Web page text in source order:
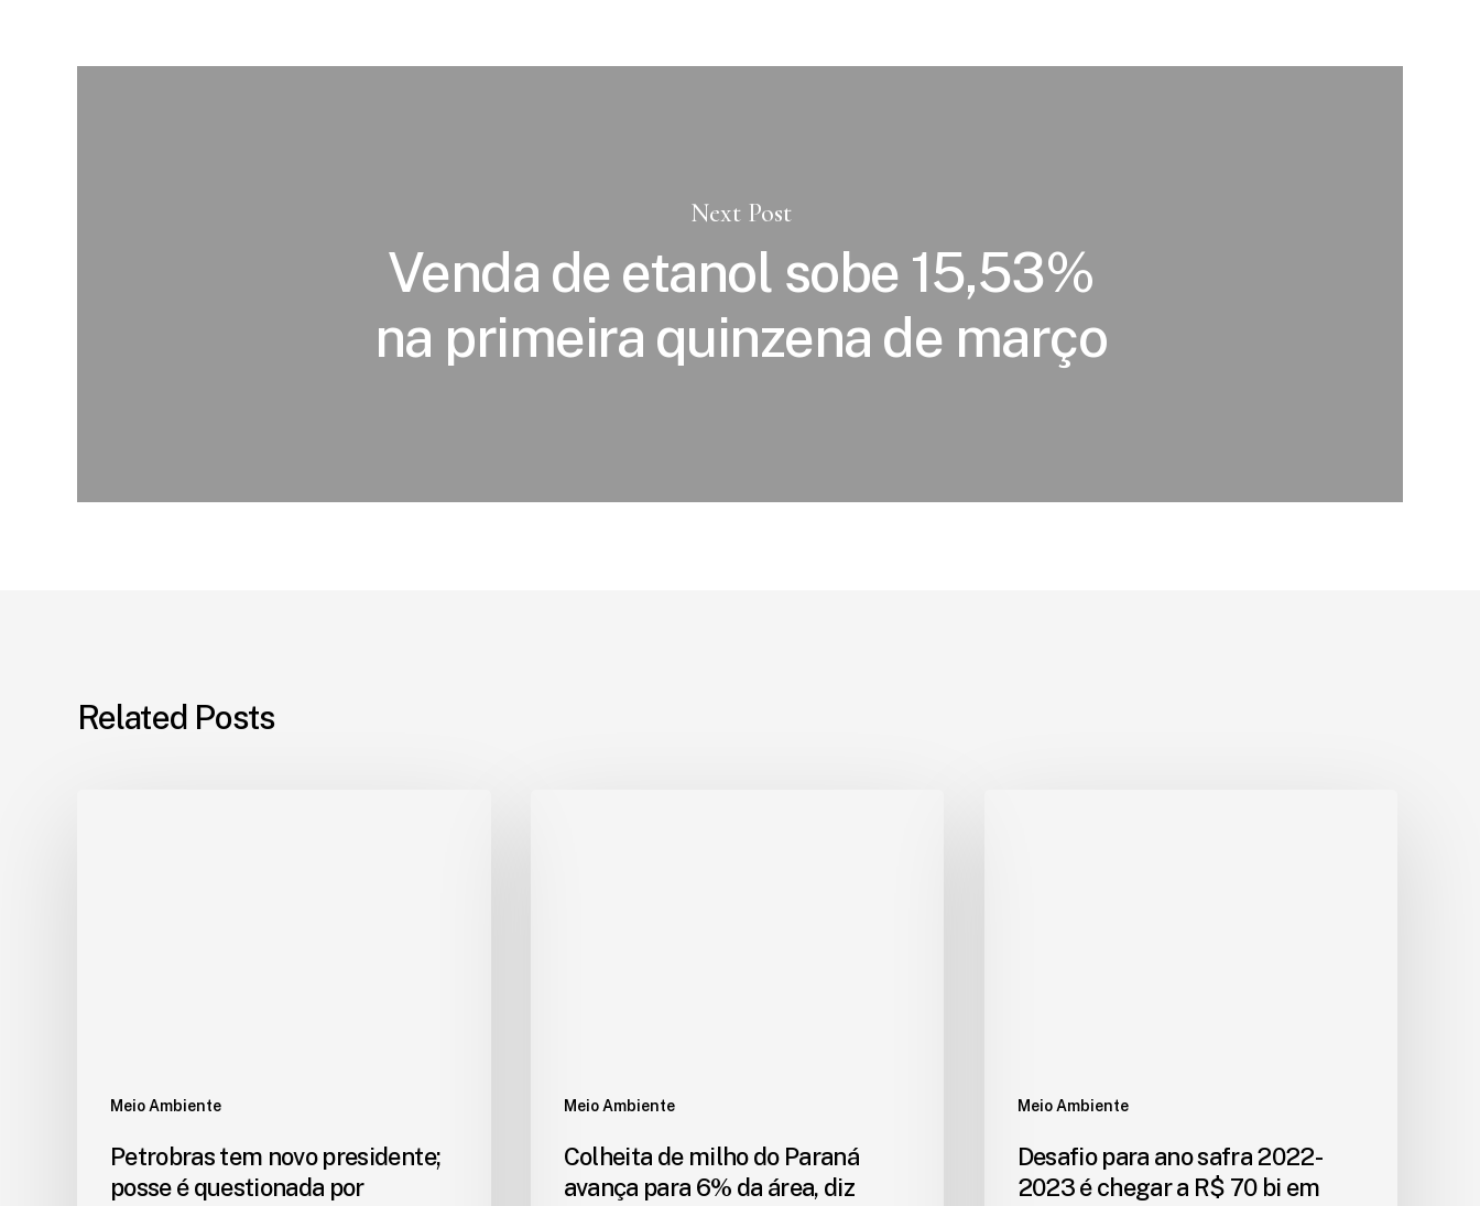
Next Post
Venda de etanol sobe 15,53%
na primeira quinzena de março
Related Posts
Meio Ambiente
Petrobras tem novo presidente;
posse é questionada por
Meio Ambiente
Colheita de milho do Paraná
avança para 6% da área, diz
Meio Ambiente
Desafio para ano safra 2022-
2023 é chegar a R$ 70 bi em